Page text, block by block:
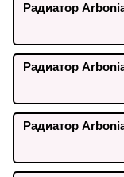
Радиатор
Радиатор
Радиатор